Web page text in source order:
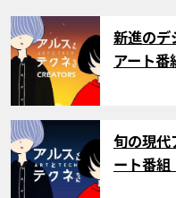
サムネイル
新進のデ
アート
サムネイル
旬の現代
ート番